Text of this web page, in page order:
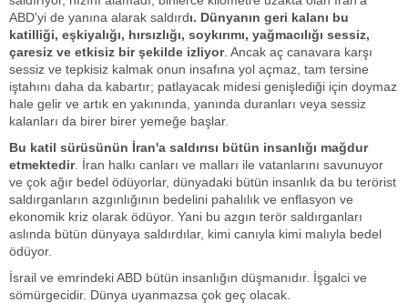
ABD'yi de yanına alarak saldırdı. Dünyanın geri kalanı bu
katilliği, eşkiyalığı, hırsızlığı, soykırımı, yağmacılığı sessiz,
çaresiz ve etkisiz bir şekilde izliyor. Ancak aç canavara karşı
sessiz ve tepkisiz kalmak onun insafına yol açmaz, tam tersine
iştahını daha da kabartır; patlayacak midesi genişlediği için doymaz
hale gelir ve artık en yakınında, yanında duranları veya sessiz
kalanları da birer birer yemeğe başlar.
Bu katil sürüsünün İran'a saldırısı bütün insanlığı mağdur
etmektedir. İran halkı canları ve malları ile vatanlarını savunuyor
ve çok ağır bedel ödüyorlar, dünyadaki bütün insanlık da bu terörist
saldırganların azgınlığının bedelini pahalılık ve enflasyon ve
ekonomik kriz olarak ödüyor. Yani bu azgın terör saldırganları
aslında bütün dünyaya saldırdılar, kimi canıyla kimi malıyla bedel
ödüyor.
İsrail ve emrindeki ABD bütün insanlığın düşmanıdır. İşgalci ve
sömürgecidir. Dünya uyanmazsa çok geç olacak.